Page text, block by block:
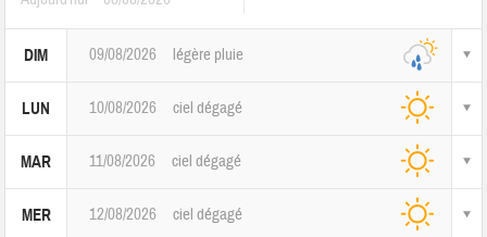
DIM 09/08/2026 légère pluie
LUN 10/08/2026 ciel dégagé
MAR 11/08/2026 ciel dégagé
MER 12/08/2026 ciel dégagé